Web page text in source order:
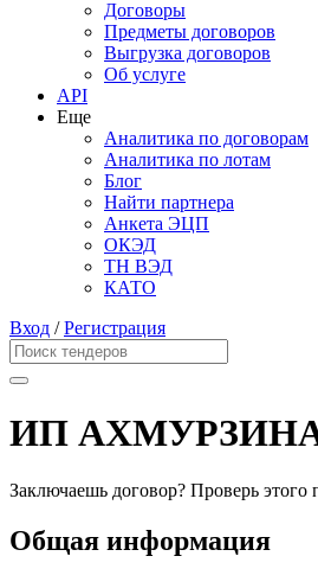
Договоры
Предметы договоров
Выгрузка договоров
Об услуге
API
Еще
Аналитика по договорам
Аналитика по лотам
Блог
Найти партнера
Анкета ЭЦП
ОКЭД
ТН ВЭД
КАТО
Вход /Регистрация
ИП
Заключаешь договор? Проверь этого
Общая информация